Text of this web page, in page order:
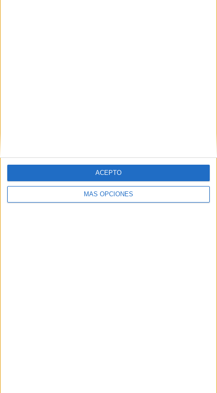
MÁS OPCIONES
ACEPTO